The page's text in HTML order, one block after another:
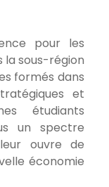
pour les
la sous-région
formés dans
et
étudiants
un spectre
ouvre de
économie